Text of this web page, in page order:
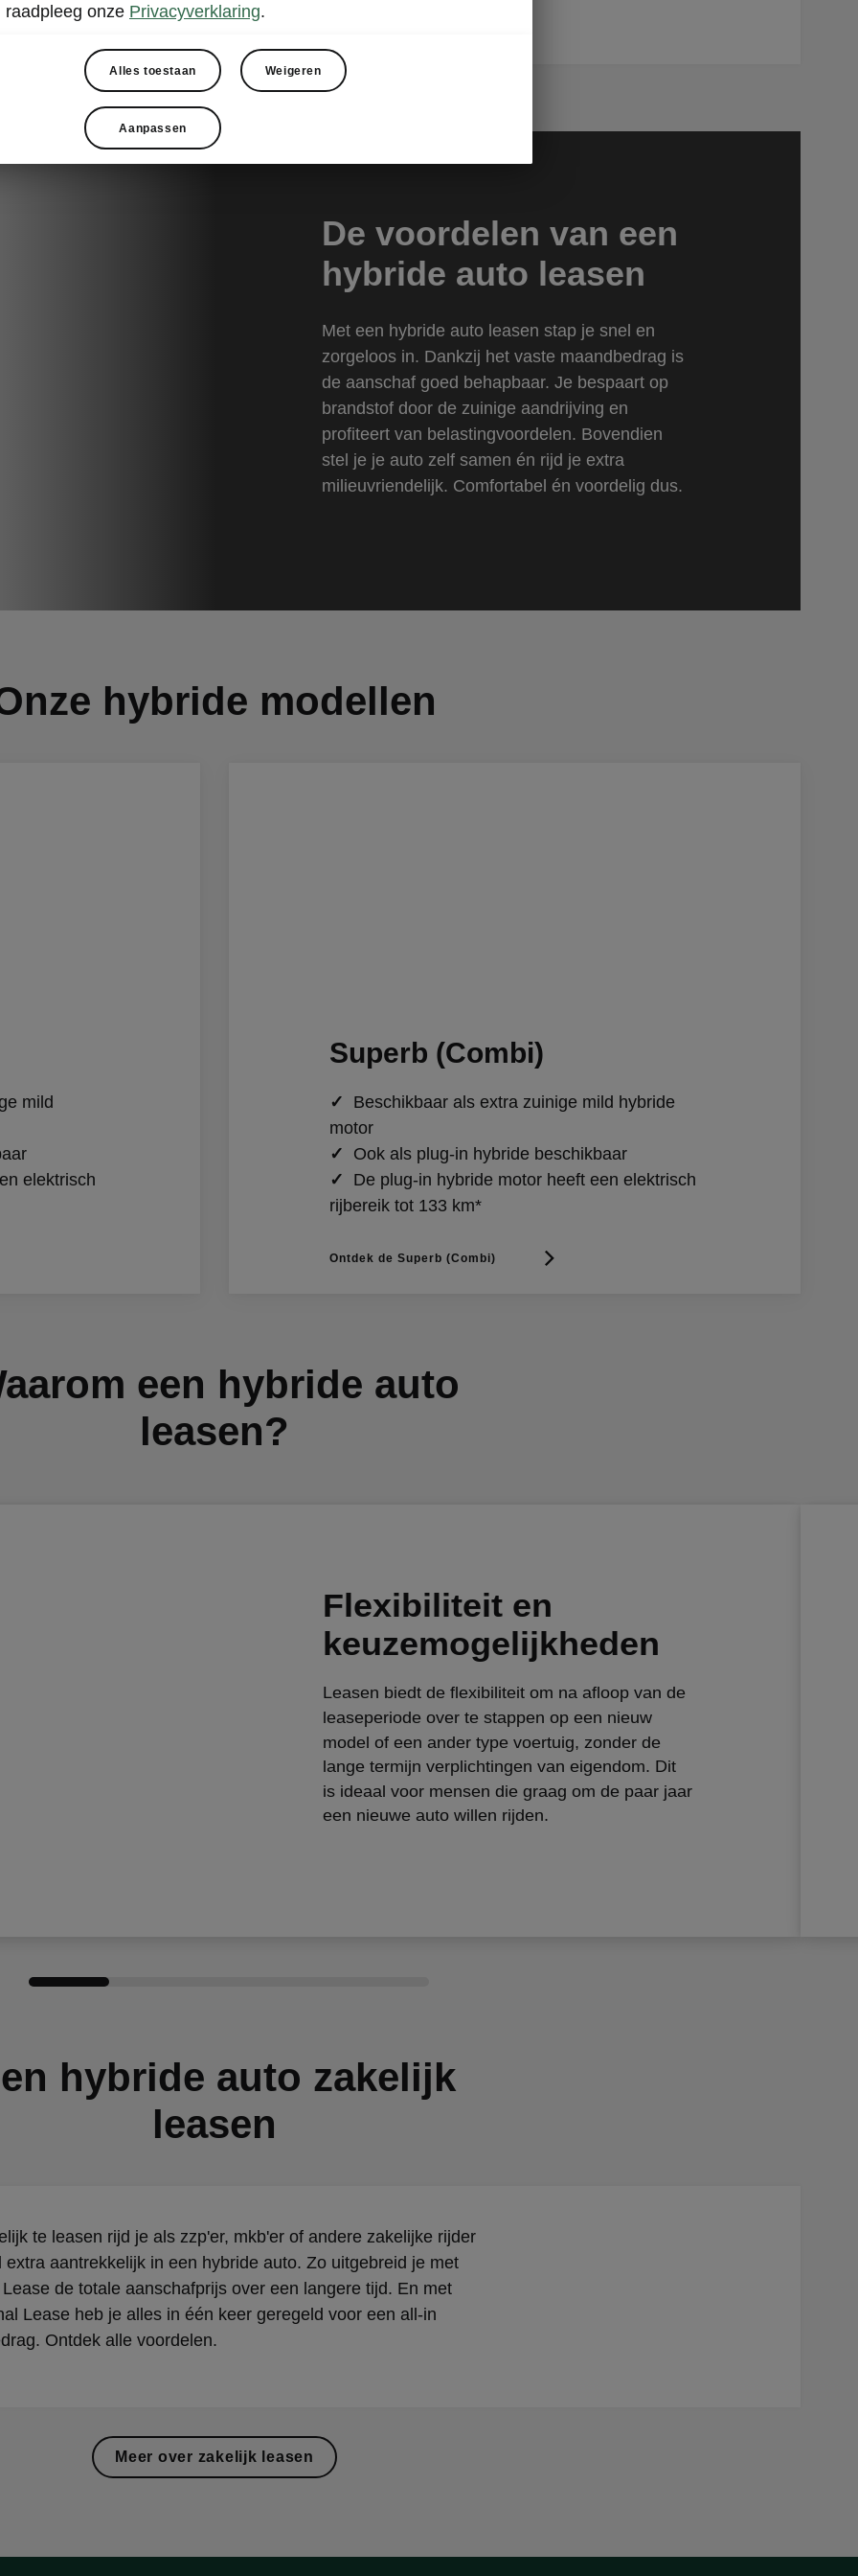
De voordelen van een
hybride auto leasen
Met een hybride auto leasen stap je snel en
zorgeloos in. Dankzij het vaste maandbedrag is
de aanschaf goed behapbaar. Je bespaart op
brandstof door de zuinige aandrijving en
profiteert van belastingvoordelen. Bovendien
stel je je auto zelf samen én rijd je extra
milieuvriendelijk. Comfortabel én voordelig dus.
hybride modellen
mild
elektrisch
Superb (Combi)
✓
Beschikbaar als extra zuinige mild hybride
motor
✓
Ook als plug-in hybride beschikbaar
✓
De plug-in hybride motor heeft een elektrisch
rijbereik tot 133 km*
Ontdek de Superb (Combi)
een hybride auto
leasen?
Flexibiliteit en
keuzemogelijkheden
Leasen biedt de flexibiliteit om na afloop van de
leaseperiode over te stappen op een nieuw
model of een ander type voertuig, zonder de
lange termijn verplichtingen van eigendom. Dit
is ideaal voor mensen die graag om de paar jaar
een nieuwe auto willen rijden.
hybride auto zakelijk
leasen
te leasen rijd je als zzp'er, mkb'er of andere zakelijke rijder
extra aantrekkelijk in een hybride auto. Zo uitgebreid je met
de totale aanschafprijs over een langere tijd. En met
Lease heb je alles in één keer geregeld voor een all-in
Ontdek alle voordelen.
Meer over zakelijk leasen
raadpleeg onze Privacyverklaring.
Alles toestaan Weigeren
Aanpassen